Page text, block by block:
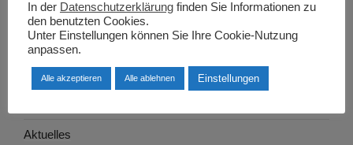
KATEGORIEN
Aktuelles
In der Datenschutzerklärung finden Sie Informationen zu
den benutzten Cookies.
Unter Einstellungen können Sie Ihre Cookie-Nutzung
anpassen.
Alle akzeptieren Alle ablehnen Einstellungen